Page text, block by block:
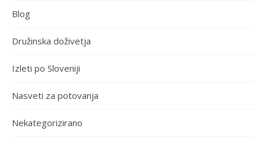
Blog
Družinska doživetja
Izleti po Sloveniji
Nasveti za potovanja
Nekategorizirano